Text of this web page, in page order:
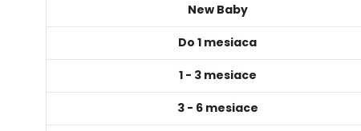
New Baby
Do 1 mesiaca
1 - 3 mesiace
3 - 6 mesiace